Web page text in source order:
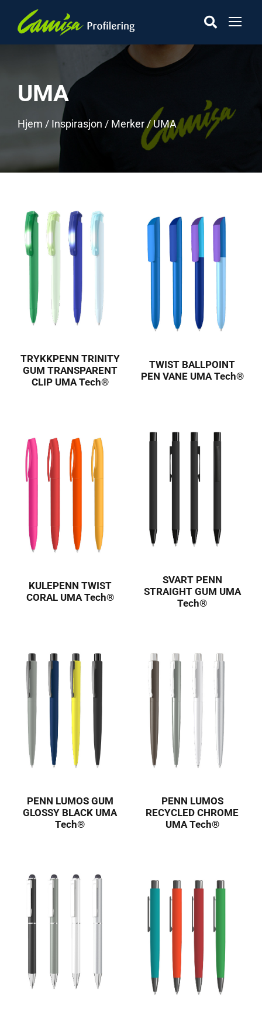
UMA
Hjem / Inspirasjon / Merker/ UMA
TRYKKPENN TRINITY
GUM TRANSPARENT
CLIP UMA Tech®
TWIST BALLPOINT
PEN VANE UMA Tech®
KULEPENN TWIST
CORAL UMA Tech®
SVART PENN
STRAIGHT GUM UMA
Tech®
PENN LUMOS GUM
GLOSSY BLACK UMA
Tech®
PENN LUMOS
RECYCLED CHROME
UMA Tech®